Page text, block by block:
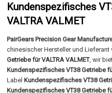
Kundenspezifisches
VALTRA VALMET
PairGears Precision Gear
chinesischer Hersteller und Lieferant
Getriebe für VALTRA VALMET, wir
Kundenspezifisches VT38 Getriebe
Label Kundenspezifisches VT38
Kundenspezifisches VT38 Getriebe